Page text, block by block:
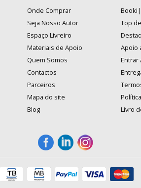
Onde Comprar
Seja Nosso Autor
Espaço Livreiro
Materiais de Apoio
Quem Somos
Contactos
Parceiros
Mapa do site
Blog
Top
Apoio
Entrar
Livro